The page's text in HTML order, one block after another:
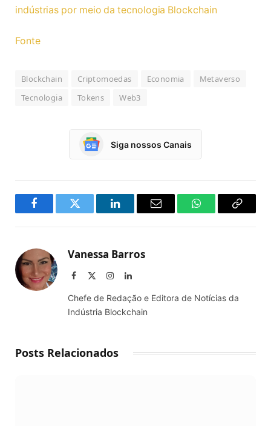
indústrias por meio da tecnologia Blockchain
Fonte
Blockchain Criptomoedas Economia
Metaverso
Tecnologia
Tokens Web3
Siga nossos Canais
FacebookTwitter LinkedInEmail WhatsAppCopy
Vanessa Barros
Facebook InstagramLinkedIn
Chefe de Redação e Editora de Notícias da
Indústria Blockchain
Posts Relacionados